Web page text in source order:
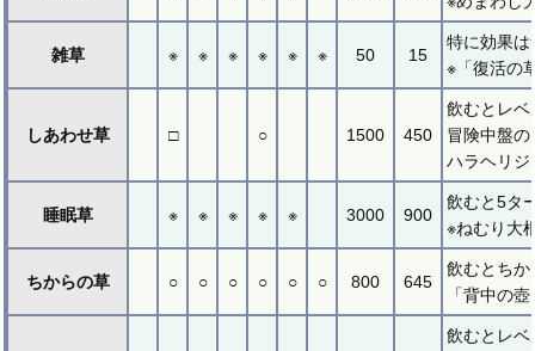
雑草 ※ ※ ※ ※ ※ ※ 50 15
特に効果は
※「復活の
しあわせ草 □ ○ 1500 450
飲むとレベ
冒険中盤
ハラヘリジ
睡眠草 ※ ※ ※ ※ ※ 3000 900
飲むと5タ
※ねむり大
ちからの草 ○ ○ ○ ○ ○ ○ 800 645
飲むとちか
「背中の
飲むとレベ